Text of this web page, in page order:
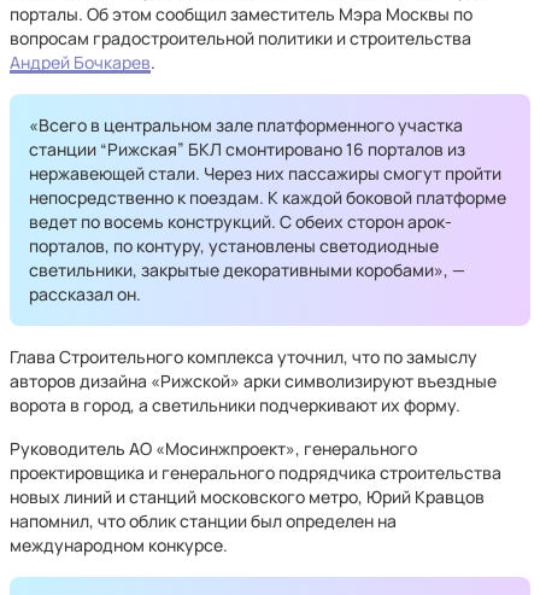
порталы. Об этом сообщил заместитель Мэра Москвы по
вопросам градостроительной политики и строительства
Андрей Бочкарев.
«Всего в центральном зале платформенного участка
станции “Рижская” БКЛ смонтировано 16 порталов из
нержавеющей стали. Через них пассажиры смогут пройти
непосредственно к поездам. К каждой боковой платформе
ведет по восемь конструкций. С обеих сторон арок-
порталов, по контуру, установлены светодиодные
светильники, закрытые декоративными коробами», —
рассказал он.
Глава Строительного комплекса уточнил, что по замыслу
авторов дизайна «Рижской» арки символизируют въездные
ворота в город, а светильники подчеркивают их форму.
Руководитель АО «Мосинжпроект», генерального
проектировщика и генерального подрядчика строительства
новых линий и станций московского метро, Юрий Кравцов
напомнил, что облик станции был определен на
международном конкурсе.